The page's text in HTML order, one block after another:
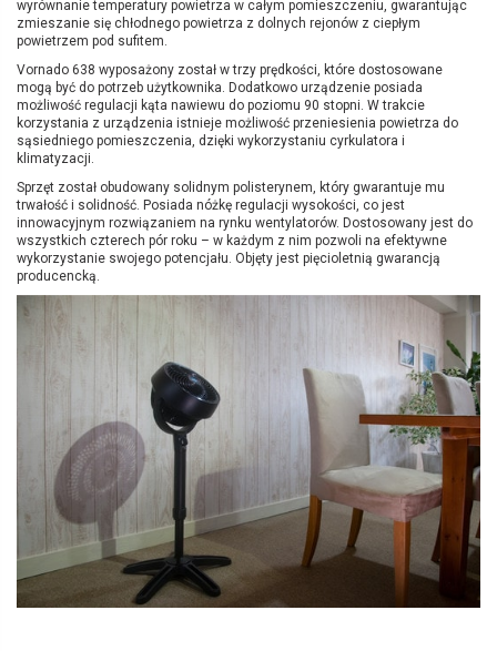
wyrównanie temperatury powietrza w całym pomieszczeniu, gwarantując
zmieszanie się chłodnego powietrza z dolnych rejonów z ciepłym
powietrzem pod sufitem.
Vornado 638 wyposażony został w trzy prędkości, które dostosowane
mogą być do potrzeb użytkownika. Dodatkowo urządzenie posiada
możliwość regulacji kąta nawiewu do poziomu 90 stopni. W trakcie
korzystania z urządzenia istnieje możliwość przeniesienia powietrza do
sąsiedniego pomieszczenia, dzięki wykorzystaniu cyrkulatora i
klimatyzacji.
Sprzęt został obudowany solidnym polisterynem, który gwarantuje mu
trwałość i solidność. Posiada nóżkę regulacji wysokości, co jest
innowacyjnym rozwiązaniem na rynku wentylatorów. Dostosowany jest do
wszystkich czterech pór roku – w każdym z nim pozwoli na efektywne
wykorzystanie swojego potencjału. Objęty jest pięcioletnią gwarancją
producencką.